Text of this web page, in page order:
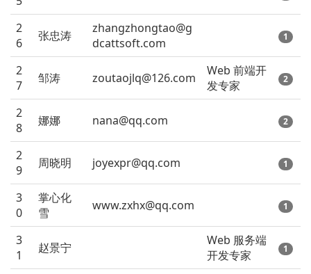
2
6
张忠涛
zhangzhongtao@g
dcattsoft.com
1
2
7
邹涛 zoutaojlq@126.com
Web 前端开
发专家
2
2
8
娜娜 nana@qq.com 2
2
9
周晓明 joyexpr@qq.com 1
3
0
掌心化
雪
www.zxhx@qq.com 1
3
1
赵景宁
Web 服务端
开发专家
1